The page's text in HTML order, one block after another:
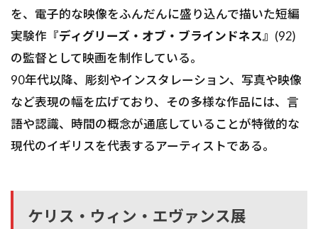
を、電子的な映像をふんだんに盛り込んで描いた短編
実験作 『ディグリーズ・オブ・ブラインドネス』 (92)
の監督として映画を制作している。
90年代以降、彫刻やインスタレーション、写真や映像
など表現の幅を広げており、その多様な作品には、言
語や認識、時間の概念が通底していることが特徴的な
現代のイギリスを代表するアーティストである。
ケリス・ウィン・エヴァンス展